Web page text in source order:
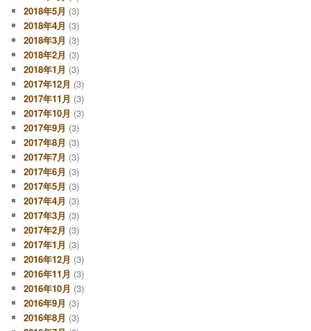
2018年5月 (3)
2018年4月 (3)
2018年3月 (3)
2018年2月 (3)
2018年1月 (3)
2017年12月 (3)
2017年11月 (3)
2017年10月 (3)
2017年9月 (3)
2017年8月 (3)
2017年7月 (3)
2017年6月 (3)
2017年5月 (3)
2017年4月 (3)
2017年3月 (3)
2017年2月 (3)
2017年1月 (3)
2016年12月 (3)
2016年11月 (3)
2016年10月 (3)
2016年9月 (3)
2016年8月 (3)